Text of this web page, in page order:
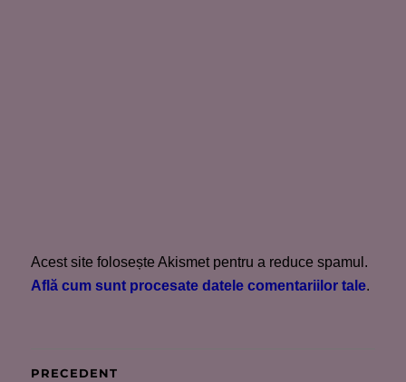
Acest site folosește Akismet pentru a reduce spamul.
Află cum sunt procesate datele comentariilor tale.
Navigare
PRECEDENT